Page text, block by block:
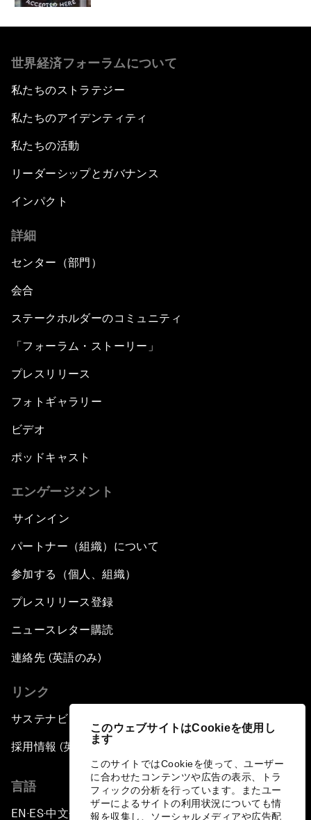
このウェブサイトはCookieを使用し
ます
このサイトではCookieを使って、ユーザー
に合わせたコンテンツや広告の表示、トラ
フィックの分析を行っています。またユー
ザーによるサイトの利用状況についても情
報を収集し、ソーシャルメディアや広告配
世界経済フォーラムについて
私たちのストラテジー
私たちのアイデンティティ
私たちの活動
リーダーシップとガバナンス
インパクト
詳細
センター（部門）
会合
ステークホルダーのコミュニティ
「フォーラム・ストーリー」
プレスリリース
フォトギャラリー
ビデオ
ポッドキャスト
エンゲージメント
サインイン
パートナー（組織）について
参加する（個人、組織）
プレスリリース登録
ニュースレター購読
連絡先 (英語のみ)
リンク
サステナビリティへの取り組み
採用情報 (英語のみ)
言語
EN ▪ES▪中文▪ 日本語